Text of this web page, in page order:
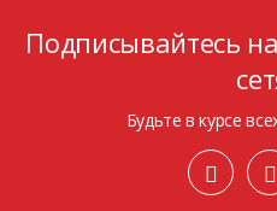
Подписывайтесь
Будьте в курсе